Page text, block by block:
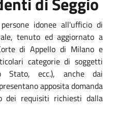
idonee all'ufficio di
tenuto ed aggiornato a
di Appello di Milano e
categorie di soggetti
Stato, ecc.), anche dai
apposita domanda
dei requisiti richiesti dalla